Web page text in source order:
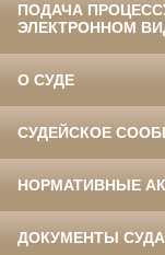
ПОДАЧА
ЭЛЕКТРОННОМ
О СУДЕ
СУДЕЙСКОЕ
НОРМАТИВНЫЕ
ДОКУМЕНТЫ СУДА